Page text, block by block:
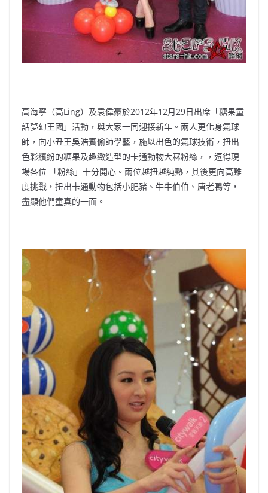
高海寧（高Ling）及袁偉豪於2012年12月29日出席「糖果童
話夢幻王國」活動，與大家一同迎接新年。兩人更化身氣球
師，向小丑王吳浩賓偷師學藝，施以出色的氣球技術，扭出
色彩繽紛的糖果及趣緻造型的卡通動物大冧粉絲，，逗得現
場各位 「粉絲」十分開心。兩位越扭越純熟，其後更向高難
度挑戰，扭出卡通動物包括小肥豬、牛牛伯伯、唐老鴨等，
盡顯他們童真的一面。